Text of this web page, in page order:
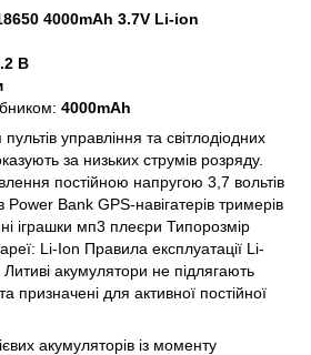
4000mAh 3.7V Li-ion
В
4000mAh
управління та світлодіодних
за низьких струмів розряду.
постійною напругою 3,7 вольтів
Power Bank GPS-навігатерів тримерів
іграшки мп3 плеєри Типорозмір
Li-Ion Правила експлуатації Li-
акумулятори не підлягають
призначені для активної постійної
акумуляторів із моменту